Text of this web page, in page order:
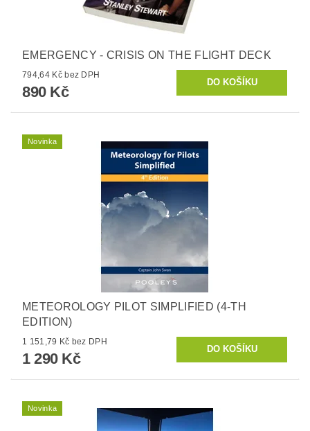
EMERGENCY - CRISIS ON THE FLIGHT DECK
794,64 Kč bez DPH
890 Kč
Novinka
METEOROLOGY PILOT SIMPLIFIED (4-TH
EDITION)
1 151,79 Kč bez DPH
1 290 Kč
Novinka